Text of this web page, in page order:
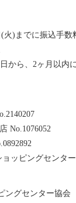
火)までに振込手数
から、2ヶ月以内
No.1076052
ッピングセンタ
ングセンター協会